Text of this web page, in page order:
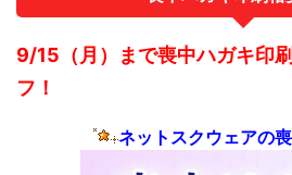
9/15（月）まで喪中ハガキ印
フ！
ネットスクウェアの